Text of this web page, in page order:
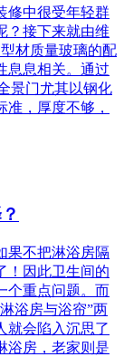
修中很受年轻群
？接下来就由维
材质量玻璃的配
息息相关。通过
景门尤其以钢化
，厚度不够，
果不把淋浴房隔
！因此卫生间的
个重点问题。而
浴房与浴帘”两
就会陷入沉思了
房，老家则是